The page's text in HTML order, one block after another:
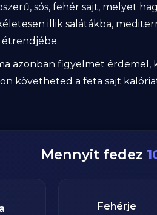
sós, fehér sajt, melyet
illik salátákba,
étrendjébe.
azonban figyelmet érdemel,
követheted a feta sajt
Mennyit fedez
Fehérje